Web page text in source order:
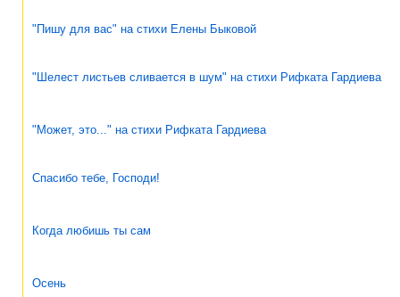
"Пишу для вас" на стихи Елены Быковой
"Шелест листьев сливается в шум" на стихи Рифката Гардиева
"Может, это..." на стихи Рифката Гардиева
Спасибо тебе, Господи!
Когда любишь ты сам
Осень